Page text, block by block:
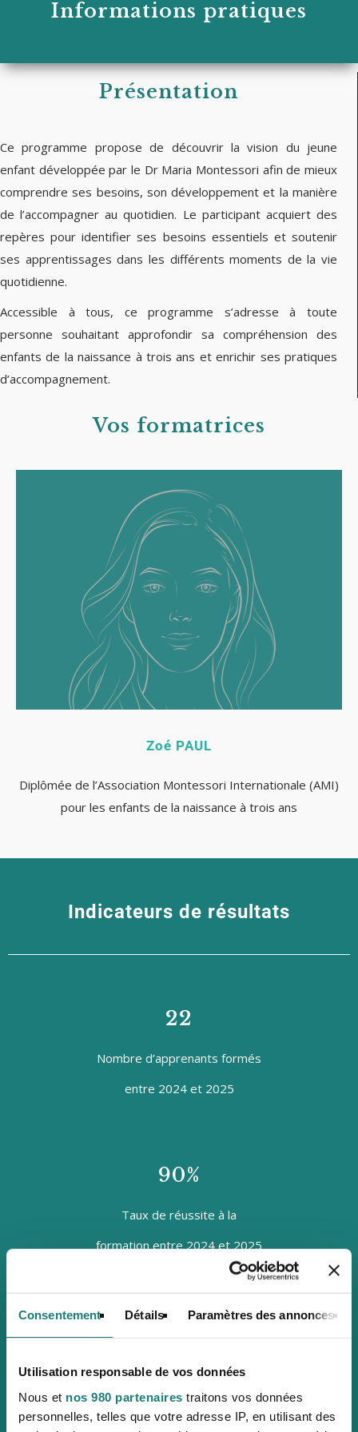
Consentement Détails Paramètres des annonces
Utilisation responsable de vos données
Nous et nos 980 partenaires traitons vos données
personnelles, telles que votre adresse IP, en utilisant des
Informations pratiques
Présentation
Ce programme propose de découvrir la vision du jeune
enfant développée par le Dr Maria Montessori afin de mieux
comprendre ses besoins, son développement et la manière
de l’accompagner au quotidien. Le participant acquiert des
repères pour identifier ses besoins essentiels et soutenir
ses apprentissages dans les différents moments de la vie
quotidienne.
Accessible à tous, ce programme s’adresse à toute
personne souhaitant approfondir sa compréhension des
enfants de la naissance à trois ans et enrichir ses pratiques
d’accompagnement.
Vos formatrices
Zoé PAUL
Diplômée de l’Association Montessori Internationale (AMI)
pour les enfants de la naissance à trois ans
Indicateurs de résultats
22
Nombre d’apprenants formés
entre 2024 et 2025
90%
Taux de réussite à la
formation entre 2024 et 2025
Note générale de la formation
par les apprenants entre 2024 et 2025